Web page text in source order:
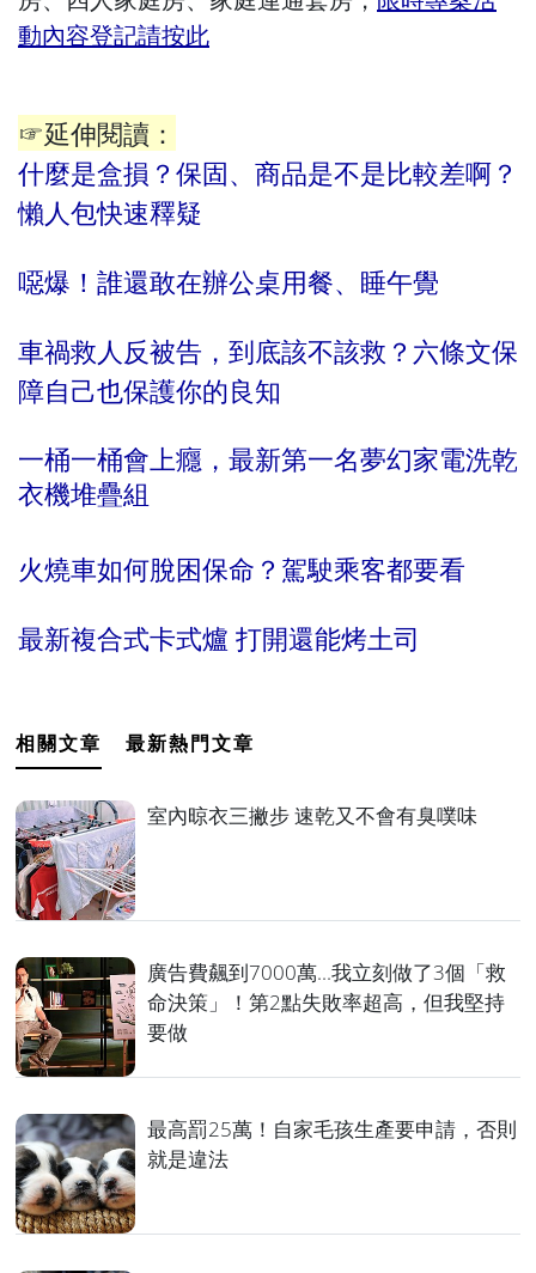
動內容登記請按此
☞延伸閱讀：
什麼是盒損？保固、商品是不是比較差啊？
懶人包快速釋疑
噁爆！誰還敢在辦公桌用餐、睡午覺
車禍救人反被告，到底該不該救？六條文保
障自己也保護你的良知
一桶一桶會上癮，最新第一名夢幻家電洗乾
衣機堆疊組
火燒車如何脫困保命？駕駛乘客都要看
最新複合式卡式爐 打開還能烤土司
相關文章 最新熱門文章
室內晾衣三撇步 速乾又不會有臭噗味
廣告費飆到7000萬...我立刻做了3個「救
命決策」！第2點失敗率超高，但我堅持
要做
最高罰25萬！自家毛孩生產要申請，否則
就是違法